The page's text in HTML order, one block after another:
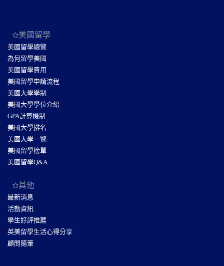
美國留學
美國留學總覽
為何留學美國
美國留學費用
美國留學申請流程
美國大學學制
美國大學學位介紹
GPA計算機制
美國大學排名
美國大學一覽
美國留學榜單
美國留學Q&A
其他
最新消息
活動資訊
學生好評推薦
英美留學生活心得分享
顧問隨筆